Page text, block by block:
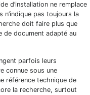
d’installation ne remplace
n’indique pas toujours la
doit faire plus que
de document adapté au
parfois leurs
connue sous une
référence technique de
la recherche, surtout